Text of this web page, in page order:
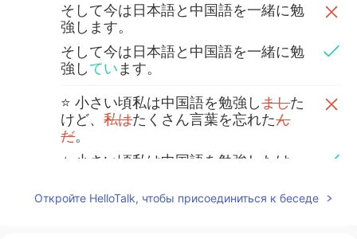
そして今は日本語と中国語を一緒に勉
強します。
そして今は日本語と中国語を一緒に勉
強してい ます。
⭐️ 小さい頃私は中国語を勉強しました
けど、私はたくさん言葉を忘れたん
だ。
⭐️ 小さい頃私は中国語を勉強したけ
Откройте HelloTalk, чтобы присоединиться к беседе